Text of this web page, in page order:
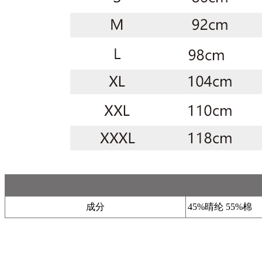
成分 45%晴纶 55%棉